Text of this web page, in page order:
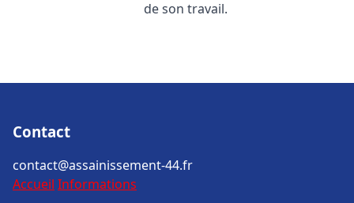
de son travail.
Contact
contact@assainissement-44.fr
Accueil Informations